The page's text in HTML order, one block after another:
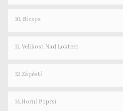
10. Biceps
11. Velikost Nad Loktem
12.Zápěstí
14.Horní Poprsí